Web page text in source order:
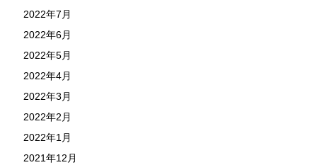
2022年7月
2022年6月
2022年5月
2022年4月
2022年3月
2022年2月
2022年1月
2021年12月